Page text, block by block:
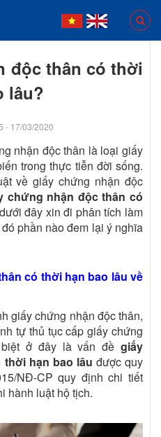
độc thân có thời
lâu?
- 17/03/2020
nhận độc thân là loại giấy
trong thực tiễn đời sống.
về giấy chứng nhận độc
chứng nhận độc thân có
đây xin đi phân tích làm
phần nào đem lại ý nghĩa
có thời hạn bao lâu về
giấy chứng nhận độc thân,
tự thủ tục cấp giấy chứng
ở đây là vấn đề giấy
hạn bao lâu được quy
NĐ-CP quy định chi tiết
hành luật hộ tịch.